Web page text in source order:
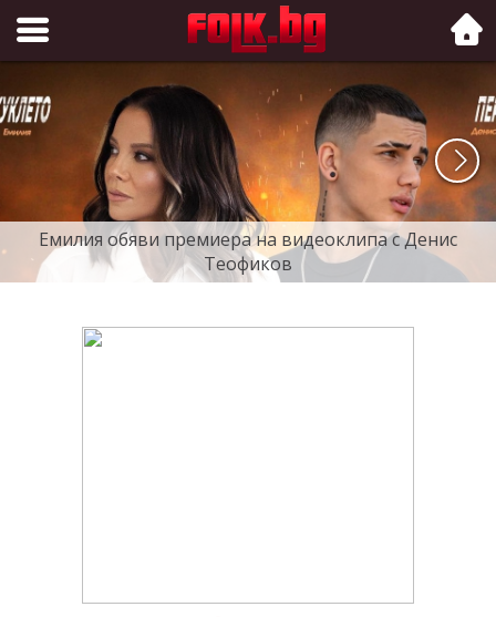
Folk.bg
Емилия обяви премиера на видеоклипа с Денис
Теофиков